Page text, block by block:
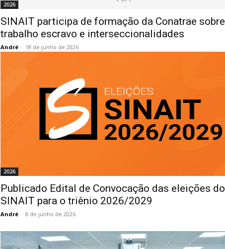
2026
SINAIT participa de formação da Conatrae sobre
trabalho escravo e interseccionalidades
André - 18 de junho de 2026
2026
Publicado Edital de Convocação das eleições do
SINAIT para o triênio 2026/2029
André - 8 de junho de 2026